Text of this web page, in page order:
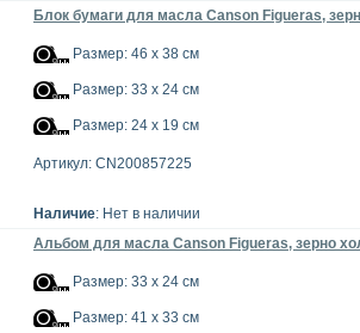
Блок бумаги для масла Canson Figueras,
Размер: 46 x 38 см
Размер: 33 x 24 см
Размер: 24 x 19 см
Артикул: CN200857225
Наличие: Нет в наличии
Альбом для масла Canson Figueras, зерно
Размер: 33 x 24 см
Размер: 41 x 33 см